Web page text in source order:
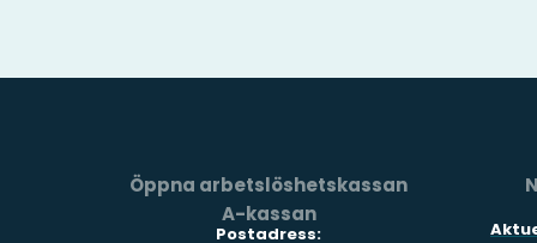
Öppna arbetslöshetskassan
A-kassan
Postadress: